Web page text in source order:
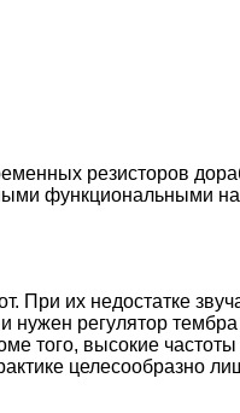
резисторов
функциональными
При их недостатке
регулятор
того, высокие
целесообразно